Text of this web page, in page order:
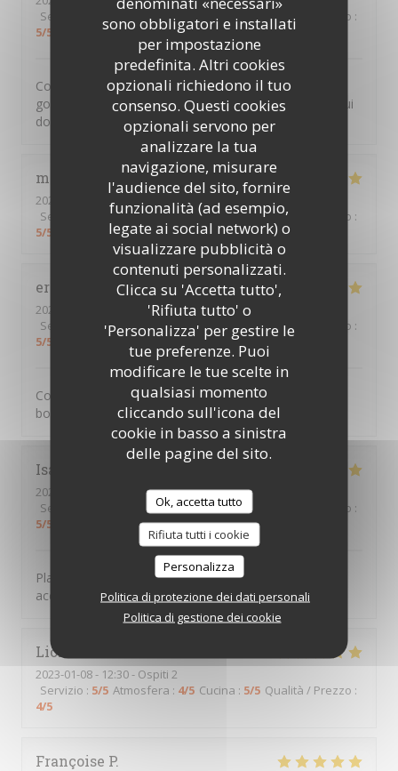
sono obbligatori e installati
per impostazione
predefinita. Altri cookies
opzionali richiedono il tuo
consenso. Questi cookies
opzionali servono per
analizzare la tua
navigazione, misurare
l'audience del sito, fornire
funzionalità (ad esempio,
legate ai social network) o
visualizzare pubblicità o
contenuti personalizzati.
Clicca su 'Accetta tutto',
'Rifiuta tutto' o
'Personalizza' per gestire le
tue preferenze. Puoi
modificare le tue scelte in
qualsiasi momento
cliccando sull'icona del
cookie in basso a sinistra
delle pagine del sito.
Ok, accetta tutto
Rifiuta tutti i cookie
Personalizza
Politica di protezione dei dati personali
Politica di gestione dei cookie
Servizio
Atmosfera: Cucina : /5 Qualità / Prezzo :
5/5
Comme à chaque fois, un très bon moment passé au
gourmandin. Bon accueil, bon service, des assiettes qui
donnent envie. Un plaisir!
marie-paule M
2023-01-10
- 12:30 - Ospiti 2
Servizio
Atmosfera:5/5 Cucina:5/5 Qualità / Prezzo :
5/5
eric
2023-01-09
- 12:30 - Ospiti 2
Servizio
/5 Atmosfera:5/5 Cucina: 5/5 Qualità / Prezzo :
5/5
Comme d habitude, rien à redire , super service et très
bon...
Isabelle
2023-01-08
- 12:30 - Ospiti 3
Servizio
Atmosfera: 5/5 Cucina: /5 Qualità / Prezzo :
5/5
Plat préparé avec des produits frais : excellent Bon
accueil
Lionel
2023-01-08- 12:30 - Ospiti 2
Servizio : 5/5 Atmosfera : 4/5 Cucina : 5/5 Qualità / Prezzo :
4/5
Françoise P